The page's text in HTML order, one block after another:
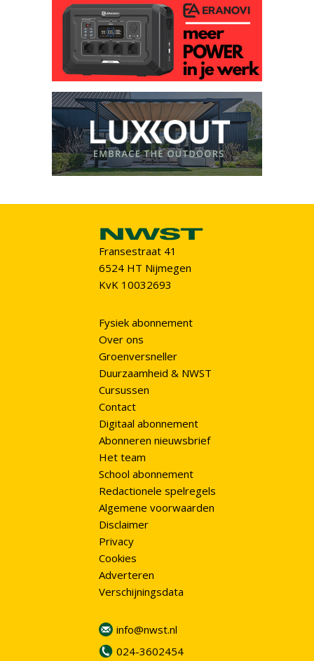
Fransestraat 41
6524 HT Nijmegen
KvK 10032693
Fysiek abonnement
Over ons
Groenversneller
Duurzaamheid & NWST
Cursussen
Contact
Digitaal abonnement
Abonneren nieuwsbrief
Het team
School abonnement
Redactionele spelregels
Algemene voorwaarden
Disclaimer
Privacy
Cookies
Adverteren
Verschijningsdata
info@nwst.nl
024-3602454